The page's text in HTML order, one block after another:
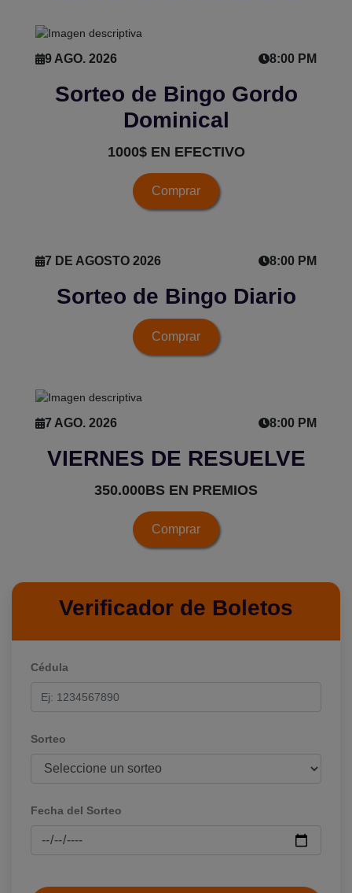
9 AGO. 2026 8:00 PM
Sorteo de Bingo Gordo
Dominical
1000$ EN EFECTIVO
Comprar
7 DE AGOSTO 2026 8:00 PM
Sorteo de Bingo Diario
Comprar
7 AGO. 2026 8:00 PM
VIERNES DE RESUELVE
350.000BS EN PREMIOS
Comprar
Verificador de Boletos
Cédula
Sorteo
Fecha del Sorteo